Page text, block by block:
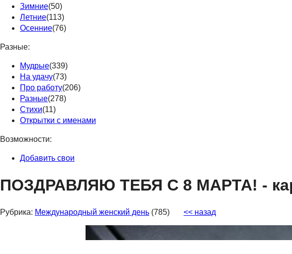
Зимние(50)
Летние(113)
Осенние(76)
Разные:
Мудрые(339)
На удачу(73)
Про работу(206)
Разные(278)
Стихи(11)
Открытки с именами
Возможности:
Добавить свои
ПОЗДРАВЛЯЮ ТЕБЯ С 8 МАРТА! -
Рубрика: Международный женский день (785) << назад